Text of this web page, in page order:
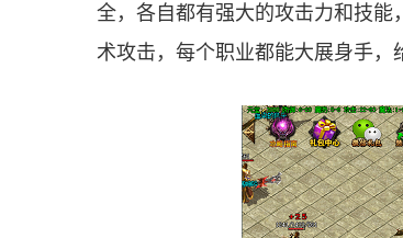
全，各自都有强大的攻击力和技
术攻击，每个职业都能大展身手，